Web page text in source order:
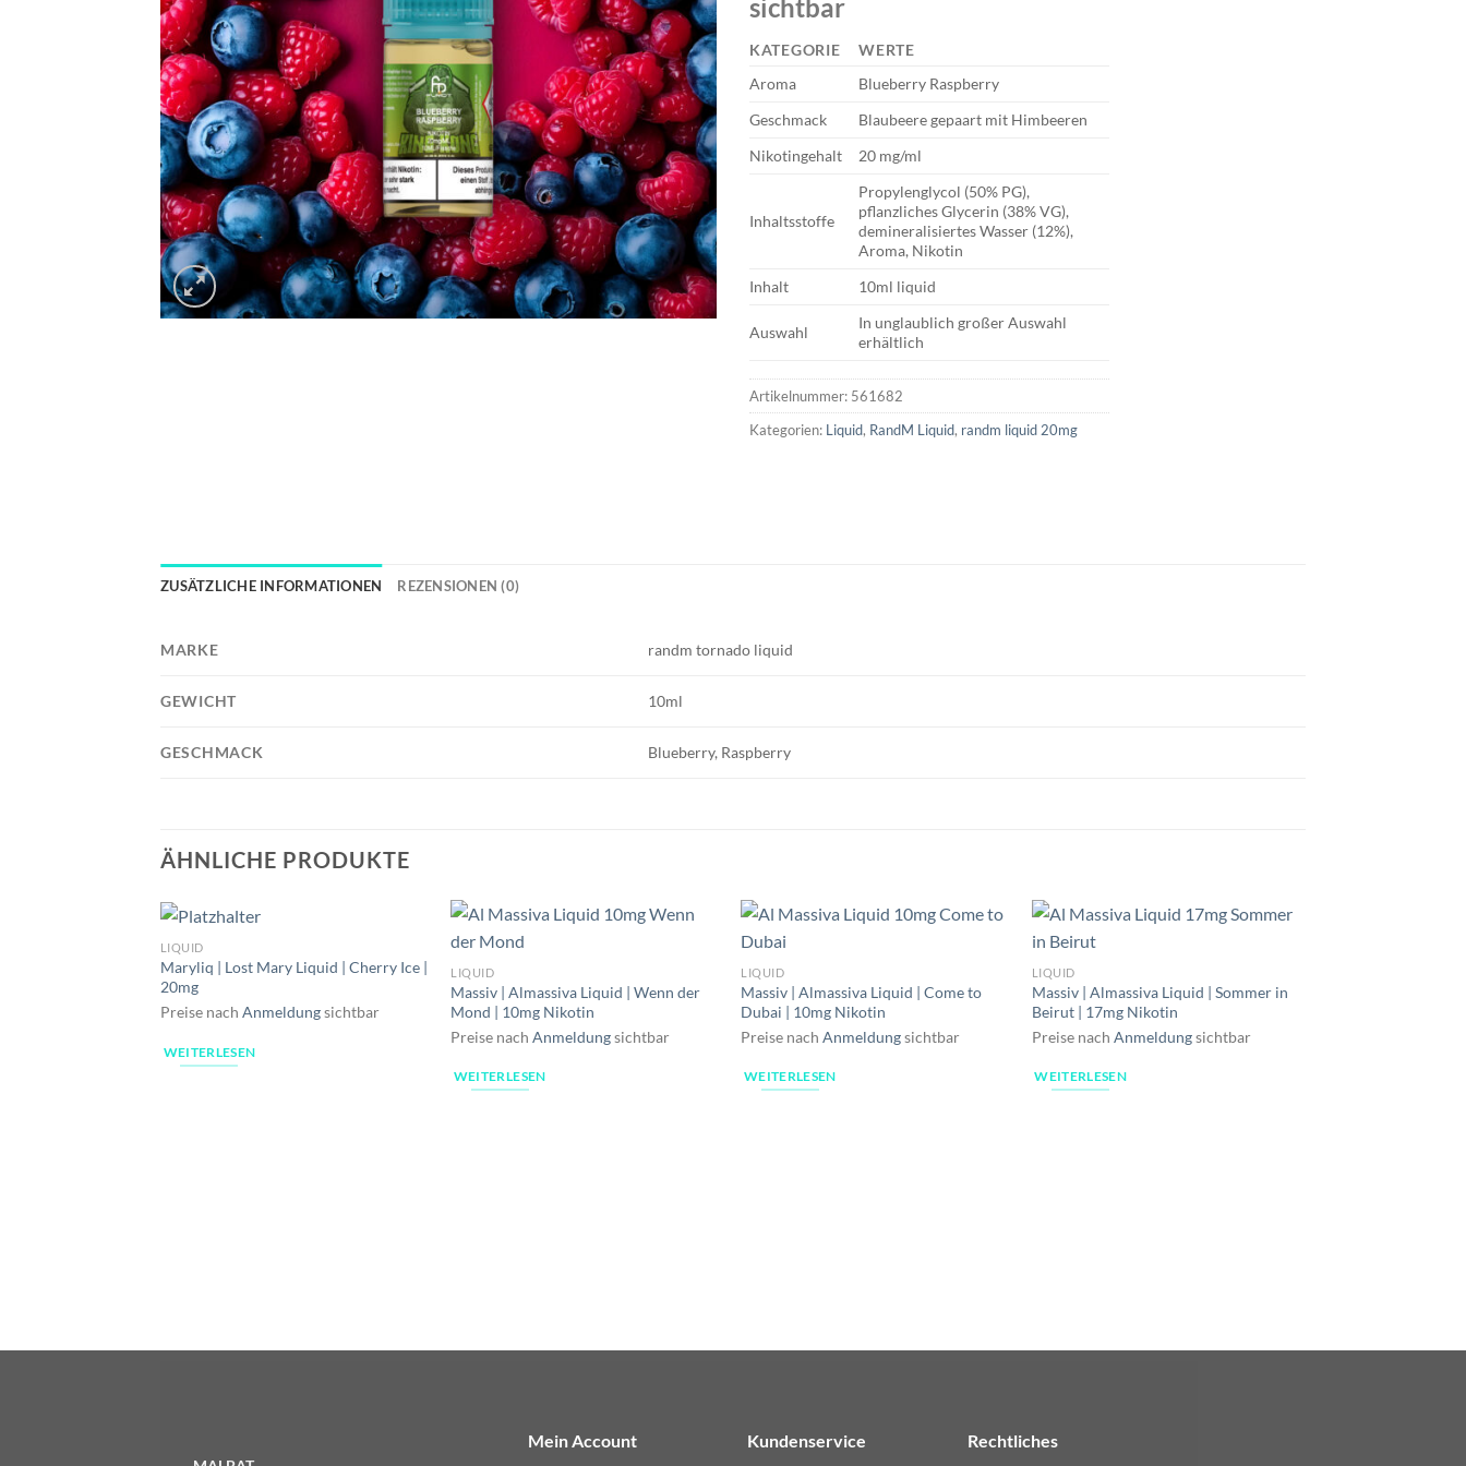
sichtbar
KATEGORIE
WERTE
Aroma
Blueberry Raspberry
Geschmack
Blaubeere gepaart mit Himbeeren
Nikotingehalt
20 mg/ml
Inhaltsstoffe
Propylenglycol (50% PG),
pflanzliches Glycerin (38% VG),
demineralisiertes Wasser (12%),
Aroma, Nikotin
Inhalt
10ml liquid
Auswahl
In unglaublich großer Auswahl
erhältlich
Artikelnummer: 561682
Kategorien: Liquid, RandM Liquid, randm liquid 20mg
ZUSÄTZLICHE INFORMATIONEN REZENSIONEN (0)
MARKE randm tornado liquid
GEWICHT 10ml
GESCHMACK Blueberry, Raspberry
ÄHNLICHE PRODUKTE
LIQUID
Maryliq | Lost Mary Liquid | Cherry Ice |
20mg
Preise nach Anmeldungsichtbar
WEITERLESEN
LIQUID
Massiv | Almassiva Liquid | Wenn der
Mond | 10mg Nikotin
Preise nachAnmeldungsichtbar
WEITERLESEN
LIQUID
Massiv | Almassiva Liquid | Come to
Dubai | 10mg Nikotin
Preise nachAnmeldungsichtbar
WEITERLESEN
LIQUID
Massiv | Almassiva Liquid | Sommer in
Beirut | 17mg Nikotin
Preise nach Anmeldungsichtbar
WEITERLESEN
Mein Account Kundenservice Rechtliches